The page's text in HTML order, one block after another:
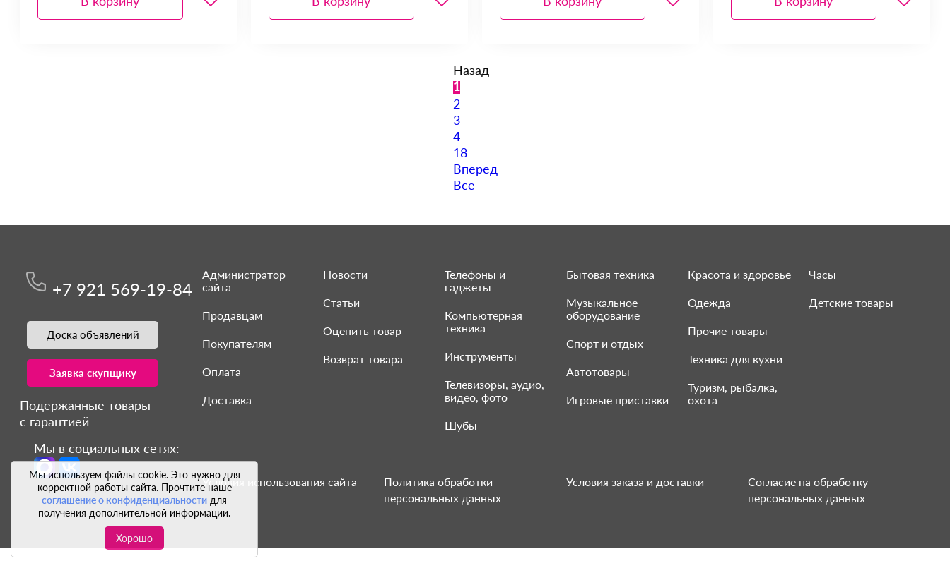
Назад
1
2
3
4
18
Вперед
Все
Мы используем файлы cookie. Это нужно для
корректной работы сайта. Прочтите наше
соглашение о конфиденциальности для
получения дополнительной информации.
Хорошо
+7 921 569-19-84
Доска объявлений
Заявка скупщику
Подержанные товары
с гарантией
Мы в социальных сетях:
Администратор
сайта
Продавцам
Покупателям
Оплата
Доставка
Новости
Статьи
Оценить товар
Возврат товара
Телефоны и
гаджеты
Компьютерная
техника
Инструменты
Телевизоры, аудио,
видео, фото
Шубы
Бытовая техника
Музыкальное
оборудование
Спорт и отдых
Автотовары
Игровые приставки
Красота и здоровье
Одежда
Прочие товары
Техника для кухни
Туризм, рыбалка,
охота
Часы
Детские товары
Условия использования сайта
Политика обработки
персональных данных
Условия заказа и доставки
Согласие на обработку
персональных данных